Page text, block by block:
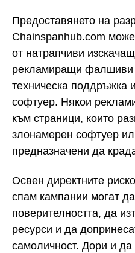
Предоставянето на
Chainspanhub.com
от натрапчиви
рекламиращи фалшиви
техническа поддръжка
софтуер. Някои
към страници, които
злонамерен софтуер
предназначени да
Освен директните
спам кампании могат
поверителността, да
ресурси и да
самоличност. Дори и